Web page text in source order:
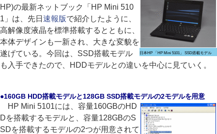
日本HP 「HP Mini 5101」 SSD搭載モデル
HP)の最新ネットブック「HP Mini 510
1」は、先日 速報版で紹介したように、
高解像度液晶を標準搭載するとともに、
本体デザインも一新され、大きな変貌を
遂げている。今回は、SSD搭載モデル
も入手できたので、HDDモデルとの違いを中心に見ていく。
●160GB HDD搭載モデルと128GB SSD搭載モデルの2モデルを用意
HP Mini 5101には、容量160GBのHD
Dを搭載するモデルと、容量128GBのS
SDを搭載するモデルの2つが用意されて